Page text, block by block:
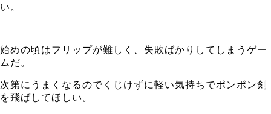
い。
始めの頃はフリップが難しく、失敗ばかりしてしまうゲー
ムだ。
次第にうまくなるのでくじけずに軽い気持ちでポンポン剣
を飛ばしてほしい。